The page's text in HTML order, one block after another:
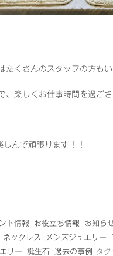
たくさんのスタッフの方もい
、楽しくお仕事時間を過ご
んで頑張ります！！
ト情報 お役立ち情報 お知ら
ネックレス メンズジュエリー
エリ― 誕生石 過去の事例 タグ: